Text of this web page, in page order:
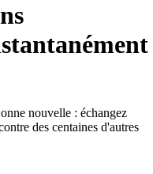
nouvelle : échangez
des centaines d'autres